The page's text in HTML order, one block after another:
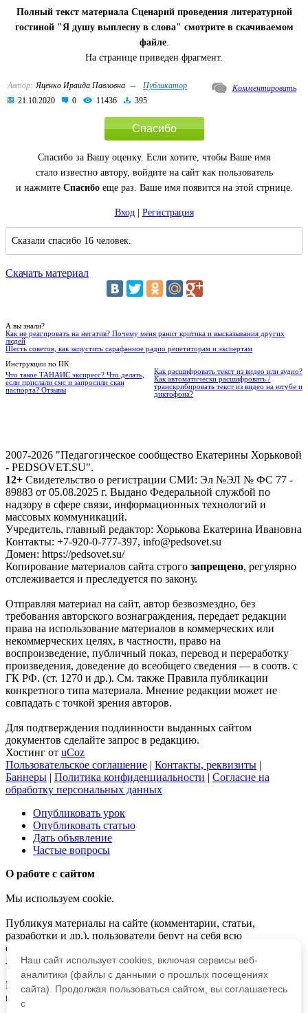
Полный текст материала Сценарий проведения литературной
гостиной "Я душу выплесну в слова" смотрите в скачиваемом
файле.
На странице приведен фрагмент.
Автор: Яценко Ираида Павловна →
Публикатор
21.10.2020
0 11436 395
Комментировать
Спасибо
Спасибо за Вашу оценку. Если хотите, чтобы Ваше имя
стало известно автору, войдите на сайт как пользователь
и нажмите Спасибоеще раз. Ваше имя появится на этой стрнице.
Вход| Регистрация
Сказали спасибо 16 человек.
Скачать материал
А вы знали?
Как не реагировать на негатив? Почему меня ранит критика и высказывания других
людей
Шесть советов, как запустить сарафанное радио репетиторам и экспертам
Инструкции по ПК
Что такое ТАНАИС экспресс? Что делать,
если прислали смс и запросили скан
паспорта? Отзывы
Как расшифровать текст из видео или аудио?
Как автоматически расшифровать /
транскрибировать текст из видео на ютубе и
диктофона?
2007-2026 "Педагогическое сообщество Екатерины Хорьковой
- PEDSOVET.SU".
12+ Свидетельство о регистрации СМИ: Эл №ЭЛ № ФС 77 -
89883 от 05.08.2025 г. Выдано Федеральной службой по
надзору в сфере связи, информационных технологий и
массовых коммуникаций.
Учредитель, главный редактор: Хорькова Екатерина Ивановна
Контакты: +7-920-0-777-397, info@pedsovet.su
Домен: https://pedsovet.su/
Копирование материалов сайта строго запрещено, регулярно
отслеживается и преследуется по закону.
Отправляя материал на сайт, автор безвозмездно, без
требования авторского вознаграждения, передает редакции
права на использование материалов в коммерческих или
некоммерческих целях, в частности, право на
воспроизведение, публичный показ, перевод и переработку
произведения, доведение до всеобщего сведения — в соотв. с
ГК РФ. (ст. 1270 и др.). См. также Правила публикации
конкретного типа материала. Мнение редакции может не
совпадать с точкой зрения авторов.
Для подтверждения подлинности выданных сайтом
документов сделайте запрос в редакцию.
Хостинг от uCoz
Пользовательское соглашение | Контакты, реквизиты |
Баннеры | Политика конфиденциальности | Согласие на
обработку персональных данных
Опубликовать урок
Опубликовать статью
Дать объявление
Частые вопросы
О работе с сайтом
Мы используем cookie.
Публикуя материалы на сайте (комментарии, статьи,
разработки и др.), пользователи берут на себя всю
ответственность за содержание материалов и разрешение
любых спорных вопросов с третьми лицами.
При этом редакция сайта готова оказывать всяческую
поддержку как в публикации, так и других вопросах.
Наш сайт использует cookies, включая сервисы веб-
аналитики (файлы с данными о прошлых посещениях
сайта). Продолжая пользоваться сайтом, вы соглашаетесь
с